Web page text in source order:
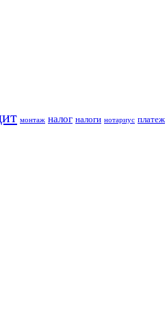
монтаж налог налоги нотариус платеж